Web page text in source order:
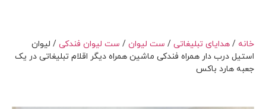
خانه /هدایای تبلیغاتی/ ست لیوان/ ست لیوان فندکی/ لیوان
استیل درب دار همراه فندکی ماشین همراه دیگر اقلام تبلیغاتی در یک
جعبه هارد باکس